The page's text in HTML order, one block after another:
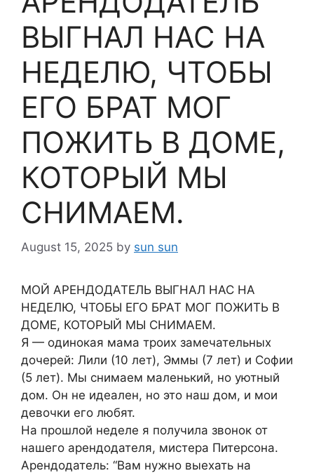
ВЫГНАЛ НАС НА
НЕДЕЛЮ, ЧТОБЫ
ЕГО БРАТ МОГ
ПОЖИТЬ В ДОМЕ,
КОТОРЫЙ МЫ
СНИМАЕМ.
August 15, 2025 by sun sun
МОЙ АРЕНДОДАТЕЛЬ ВЫГНАЛ НАС НА
НЕДЕЛЮ, ЧТОБЫ ЕГО БРАТ МОГ ПОЖИТЬ В
ДОМЕ, КОТОРЫЙ МЫ СНИМАЕМ.
Я — одинокая мама троих замечательных
дочерей: Лили (10 лет), Эммы (7 лет) и Софии
(5 лет). Мы снимаем маленький, но уютный
дом. Он не идеален, но это наш дом, и мои
девочки его любят.
На прошлой неделе я получила звонок от
нашего арендодателя, мистера Питерсона.
Арендодатель: “Вам нужно выехать на